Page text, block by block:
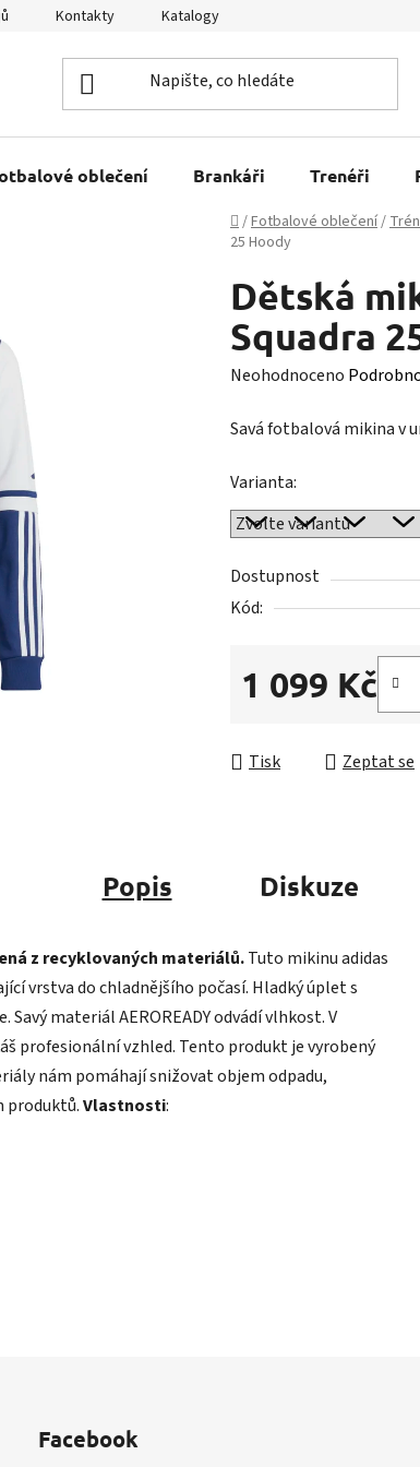
Kontakty Katalogy
oblečení Brankáři Trenéři
Domů
/Fotbalové oblečení/
25 Hoody
Dětská
Squadra
Průměrné
produktu
0,0
z
hvězdiček.
Neohodnoceno
Savá fotbalová mikina v
Varianta:
Dostupnost
Kód:
1 099 Kč
Tisk Zeptat se
Popis Diskuze
z recyklovaných materiálů.Tuto mikinu adidas
vrstva do chladnějšího počasí. Hladký úplet s
materiál AEROREADY odvádí vlhkost. V
profesionální vzhled. Tento produkt je vyrobený
nám pomáhají snižovat objem odpadu,
produktů.Vlastnosti:
Facebook